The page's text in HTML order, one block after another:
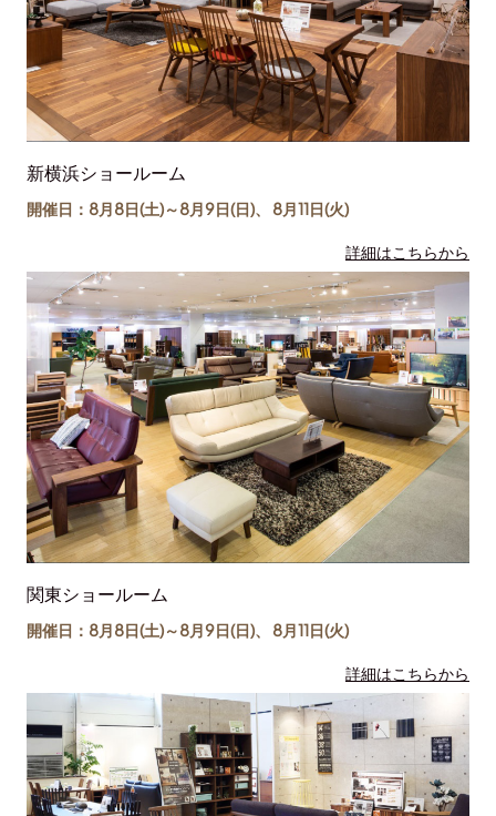
新横浜ショールーム
開催日：8月8日(土)～8月9日(日)、 8月11日(火)
詳細はこちらから
関東ショールーム
開催日：8月8日(土)～8月9日(日)、 8月11日(火)
詳細はこちらから